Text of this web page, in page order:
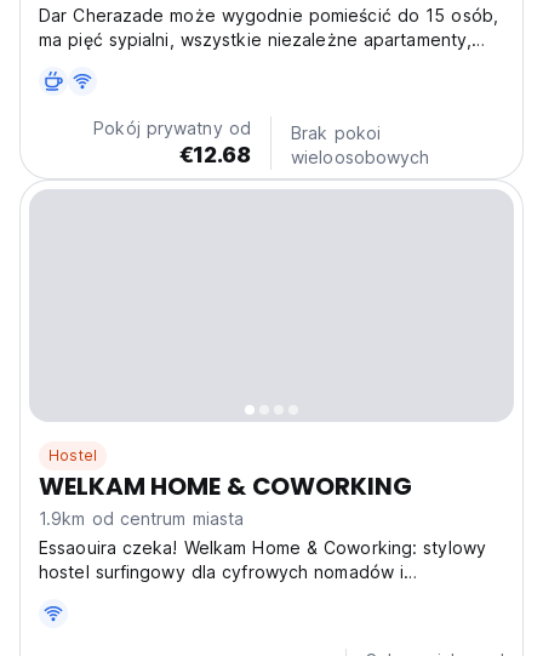
Dar Cherazade może wygodnie pomieścić do 15 osób,
ma pięć sypialni, wszystkie niezależne apartamenty,
jednej lub więcej par.
Pokój prywatny od
€12.68
Brak pokoi
wieloosobowych
Hostel
WELKAM HOME & COWORKING
1.9km od centrum miasta
Essaouira czeka! Welkam Home & Coworking: stylowy
hostel surfingowy dla cyfrowych nomadów i
ucieczka do pracy, odpoczynku i oceanicznych
przygód. (Auto-translated from original language)